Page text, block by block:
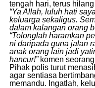
tengah hari, terus
“Ya Allah, luluh hati
keluarga sekaligus.
dalam kalangan orang
“Tolonglah haramkan
ni daripada guna jalan
anak orang lain jadi
hancur!”komen
​Pihak polis turut
agar sentiasa
memandu. Ingatlah,